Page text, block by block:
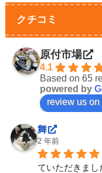
クチコミ
原付市場
4.1
Based on 65
powered by G
review us on
舞
2 年前
ていただきまし